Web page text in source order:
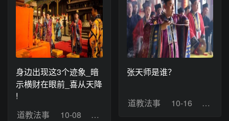
身边出现这3个迹象_暗
示横财在眼前_喜从天降
!
道教法事
10-08 浏览：10
张天师是谁？
道教法事 10-16 浏览